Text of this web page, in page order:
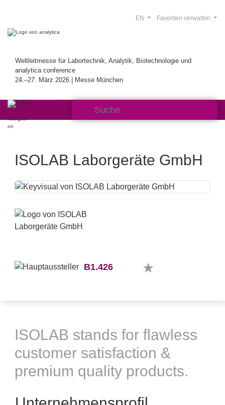
Weltleitmesse für Labortechnik, Analytik, Biotechnologie und
analytica conference
24.–27. März 2026 | Messe München
Favoriten verwalten
EN
ISOLAB Laborgeräte GmbH
B1.426
ISOLAB stands for flawless
customer satisfaction &
premium quality products.